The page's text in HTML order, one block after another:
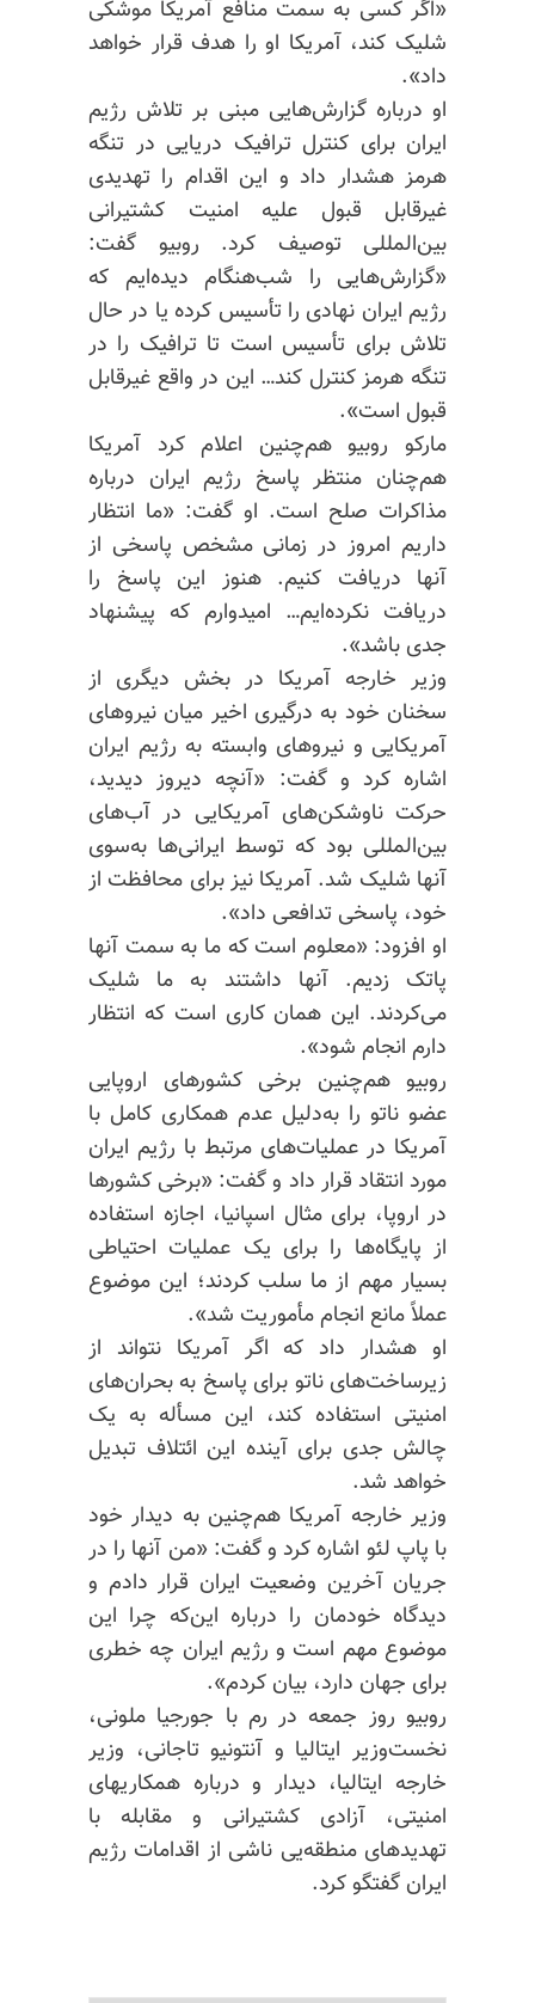
«اگر کسی به سمت منافع آمریکا موشکی
شلیک کند، آمریکا او را هدف قرار خواهد
داد».
او درباره گزارش‌هایی مبنی بر تلاش رژیم
ایران برای کنترل ترافیک دریایی در تنگه
هرمز هشدار داد و این اقدام را تهدیدی
غیرقابل قبول علیه امنیت کشتیرانی
بین‌المللی توصیف کرد. روبیو گفت:
«گزارش‌هایی را شب‌هنگام دیده‌ایم که
رژیم ایران نهادی را تأسیس کرده یا در حال
تلاش برای تأسیس است تا ترافیک را در
تنگه هرمز کنترل کند… این در واقع غیرقابل
قبول است».
مارکو روبیو هم‌چنین اعلام کرد آمریکا
هم‌چنان منتظر پاسخ رژیم ایران درباره
مذاکرات صلح است. او گفت: «ما انتظار
داریم امروز در زمانی مشخص پاسخی از
آنها دریافت کنیم. هنوز این پاسخ را
دریافت نکرده‌ایم… امیدوارم که پیشنهاد
جدی باشد».
وزیر خارجه آمریکا در بخش دیگری از
سخنان خود به درگیری اخیر میان نیروهای
آمریکایی و نیروهای وابسته به رژیم ایران
اشاره کرد و گفت: «آنچه دیروز دیدید،
حرکت ناوشکن‌های آمریکایی در آب‌های
بین‌المللی بود که توسط ایرانی‌ها به‌سوی
آنها شلیک شد. آمریکا نیز برای محافظت از
خود، پاسخی تدافعی داد».
او افزود: «معلوم است که ما به سمت آنها
پاتک زدیم. آنها داشتند به ما شلیک
می‌کردند. این همان کاری است که انتظار
دارم انجام شود».
روبیو هم‌چنین برخی کشورهای اروپایی
عضو ناتو را به‌دلیل عدم همکاری کامل با
آمریکا در عملیات‌های مرتبط با رژیم ایران
مورد انتقاد قرار داد و گفت: «برخی کشورها
در اروپا، برای مثال اسپانیا، اجازه استفاده
از پایگاه‌ها را برای یک عملیات احتیاطی
بسیار مهم از ما سلب کردند؛ این موضوع
عملاً مانع انجام مأموریت شد».
او هشدار داد که اگر آمریکا نتواند از
زیرساخت‌های ناتو برای پاسخ به بحران‌های
امنیتی استفاده کند، این مسأله به یک
چالش جدی برای آینده این ائتلاف تبدیل
خواهد شد.
وزیر خارجه آمریکا هم‌چنین به دیدار خود
با پاپ لئو اشاره کرد و گفت: «من آنها را در
جریان آخرین وضعیت ایران قرار دادم و
دیدگاه خودمان را درباره این‌که چرا این
موضوع مهم است و رژیم ایران چه خطری
برای جهان دارد، بیان کردم».
روبیو روز جمعه در رم با جورجیا ملونی،
نخست‌وزیر ایتالیا و آنتونیو تاجانی، وزیر
خارجه ایتالیا، دیدار و درباره همکاریهای
امنیتی، آزادی کشتیرانی و مقابله با
تهدیدهای منطقه‌یی ناشی از اقدامات رژیم
ایران گفتگو کرد.